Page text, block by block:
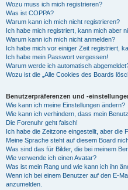
Wozu muss ich mich registrieren?
Was ist COPPA?
Warum kann ich mich nicht registrieren?
Ich habe mich registriert, kann mich aber
Warum kann ich mich nicht anmelden?
Ich habe mich vor einiger Zeit registriert,
Ich habe mein Passwort vergessen!
Warum werde ich automatisch
Wozu ist die „Alle Cookies des Boards
Benutzerpräferenzen und -
Wie kann ich meine Einstellungen ändern?
Wie kann ich verhindern, dass mein
Die Forenuhr geht falsch!
Ich habe die Zeitzone eingestellt, aber die
Meine Sprache steht auf diesem Board
Was sind das für Bilder, die bei meinem
Wie verwende ich einen Avatar?
Was ist mein Rang und wie kann ich ihn
Wenn ich bei einem Benutzer auf den E-
anzumelden.